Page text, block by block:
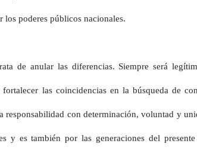
los poderes públicos nacionales.
de anular las diferencias. Siempre será
las coincidencias en la búsqueda de
responsabilidad con determinación, voluntad y
y es también por las generaciones del